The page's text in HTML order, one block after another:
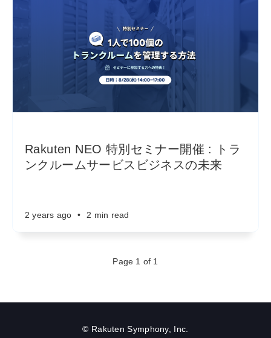
Rakuten NEO 特別セミナー開催 : トラ
ンクルームサービスビジネスの未来
2 years ago • 2 min read
Page 1 of 1
© Rakuten Symphony, Inc.